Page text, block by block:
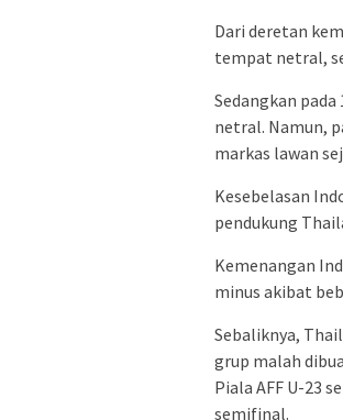
Dari deretan
tempat netral,
Sedangkan
netral. Namun,
markas lawan
Kesebelasan
pendukung
Kemenangan
minus akibat
Sebaliknya,
grup malah
Piala AFF U-23
semifinal.